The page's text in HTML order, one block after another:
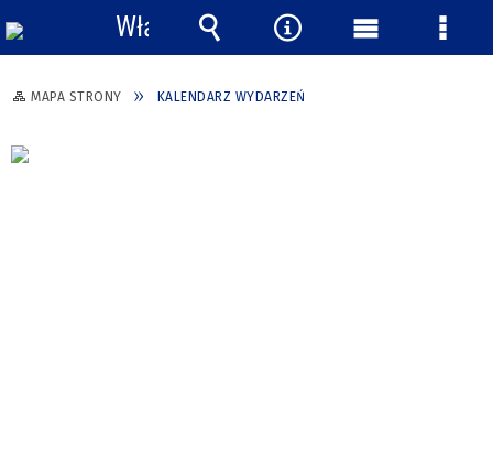
MAPA STRONY KALENDARZ WYDARZEŃ
Włącz
powiadomienia
Wyszukiwarka
Narzędzia
Menu Menu